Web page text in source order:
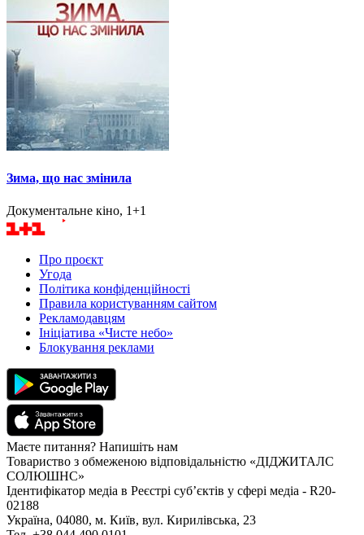
Зима, що нас змінила
Документальне кіно, 1+1
Про проєкт
Угода
Політика конфіденційності
Правила користуванням сайтом
Рекламодавцям
Ініціатива «Чисте небо»
Блокування реклами
Маєте питання? Напишіть нам
Товариство з обмеженою відповідальністю «ДІДЖИТАЛС
СОЛЮШНС»
Ідентифікатор медіа в Реєстрі суб’єктів у сфері медіа - R20-
02188
Україна, 04080, м. Київ, вул. Кирилівська, 23